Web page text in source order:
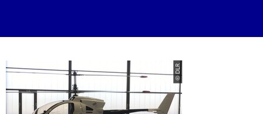
© DLR